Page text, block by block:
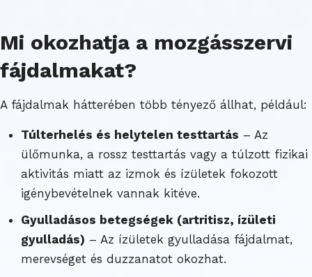
Mi okozhatja a mozgásszervi
fájdalmakat?
A fájdalmak hátterében több tényező állhat, például:
Túlterhelés és helytelen testtartás – Az
ülőmunka, a rossz testtartás vagy a túlzott fizikai
aktivitás miatt az izmok és ízületek fokozott
igénybevételnek vannak kitéve.
Gyulladásos betegségek (artritisz, ízületi
gyulladás) – Az ízületek gyulladása fájdalmat,
merevséget és duzzanatot okozhat.